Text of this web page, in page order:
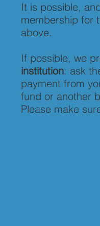
It is possible,
membership for
above.
If possible, we
institution: ask
payment from
fund or another
Please make